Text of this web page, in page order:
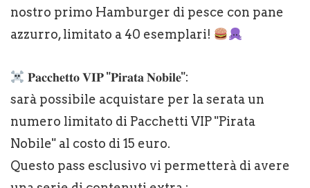
nostro primo Hamburger di pesce con pane
azzurro, limitato a 40 esemplari!
𝐏𝐚𝐜𝐜𝐡𝐞𝐭𝐭𝐨 𝐕𝐈𝐏 "𝐏𝐢𝐫𝐚𝐭𝐚 𝐍𝐨𝐛𝐢𝐥𝐞":
sarà possibile acquistare per la serata un
numero limitato di Pacchetti VIP "Pirata
Nobile" al costo di 15 euro.
Questo pass esclusivo vi permetterà di avere